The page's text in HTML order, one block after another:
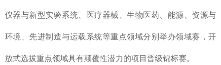
仪器与新型实验系统、医疗器械、生物医药、能源、资源与
环境、先进制造与运载系统等重点领域分别举办领域赛，开
放式选拔重点领域具有颠覆性潜力的项目晋级锦标赛。